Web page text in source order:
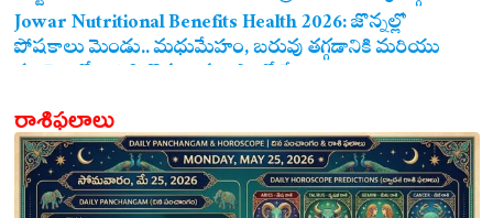
ఖాయం!
Jowar Nutritional Benefits Health 2026: జొన్నల్లో
పోషకాలు మెండు.. మధుమేహం, బరువు తగ్గడానికి మరియు
గుండె ఆరోగ్యానికి జొన్న అన్నం ఎంతో మేలు!
రాశిఫలాలు